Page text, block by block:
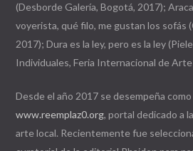
(Desborde Galería, Bogotá, 2017);
voyerista, qué filo, me gustan los sofás
2017); Dura es la ley, pero es la ley
Individuales, Feria Internacional de
Desde el año 2017 se desempeña
www.reemplaz0.org, portal dedicado a
arte local. Recientemente fue